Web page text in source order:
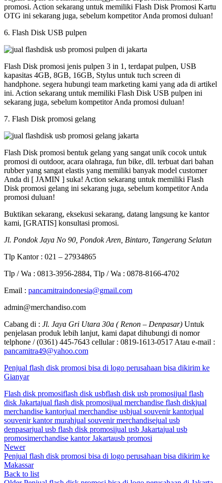
promosi. Action sekarang untuk memiliki Flash Disk Promosi Kartu
OTG ini sekarang juga, sebelum kompetitor Anda promosi duluan!
6. Flash Disk USB pulpen
Flash Disk promosi jenis pulpen 3 in 1, terdapat pulpen, USB
kapasitas 4GB, 8GB, 16GB, Stylus untuk tuch screen di
handphone. segera hubungi team marketing kami yang ada di artikel
ini. Action sekarang untuk memiliki Flash Disk USB pulpen ini
sekarang juga, sebelum kompetitor Anda promosi duluan!
7. Flash Disk promosi gelang
Flash Disk promosi bentuk gelang yang sangat unik cocok untuk
promosi di outdoor, acara olahraga, fun bike, dll. terbuat dari bahan
rubber yang sangat elastis yang memiliki banyak model customer
Anda di [ JAMIN ] suka! Action sekarang untuk memiliki Flash
Disk promosi gelang ini sekarang juga, sebelum kompetitor Anda
promosi duluan!
Buktikan sekarang, eksekusi sekarang, datang langsung ke kantor
kami, [GRATIS] konsultasi promosi.
Jl. Pondok Jaya No 90, Pondok Aren, Bintaro, Tangerang Selatan
Tlp Kantor : 021 – 27934865
Tlp / Wa : 0813-3956-2884, Tlp / Wa : 0878-8166-4702
Email : pancamitraindonesia@gmail.com
admin@merchandiso.com
Cabang di : Jl. Jaya Gri Utara 30a ( Renon – Denpasar) Untuk
penjelasan produk lebih lanjut, kami dapat dihubungi di nomor
telphone / (0361) 445-7643 cellular : 0819-1613-0517 Atau e-mail :
pancamitra49@yahoo.com
Penjual flash disk promosi bisa di logo perusahaan bisa dikirim ke
Gianyar
Flash disk promosiflash disk usbflash disk usb promosijual flash
disk Jakartajual flash disk promosijual merchandise flash diskjual
merchandise kantorjual merchandise usbjual souvenir kantorjual
souvenir kantor murahjual souvenir merchandisejual usb
denpasarjual usb flash disk promosijual usb Jakartajual usb
promosimerchandise kantor Jakartausb promosi
Newer
Penjual flash disk promosi bisa di logo perusahaan bisa dikirim ke
Makassar
Back to list